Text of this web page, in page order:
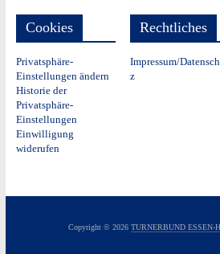
Cookies
Privatsphäre-
Einstellungen ändern
Historie der
Privatsphäre-
Einstellungen
Einwilligung
widerufen
Rechtliches
Impressum/
z
Copyright © 2026 TURNERBUND ESSEN-